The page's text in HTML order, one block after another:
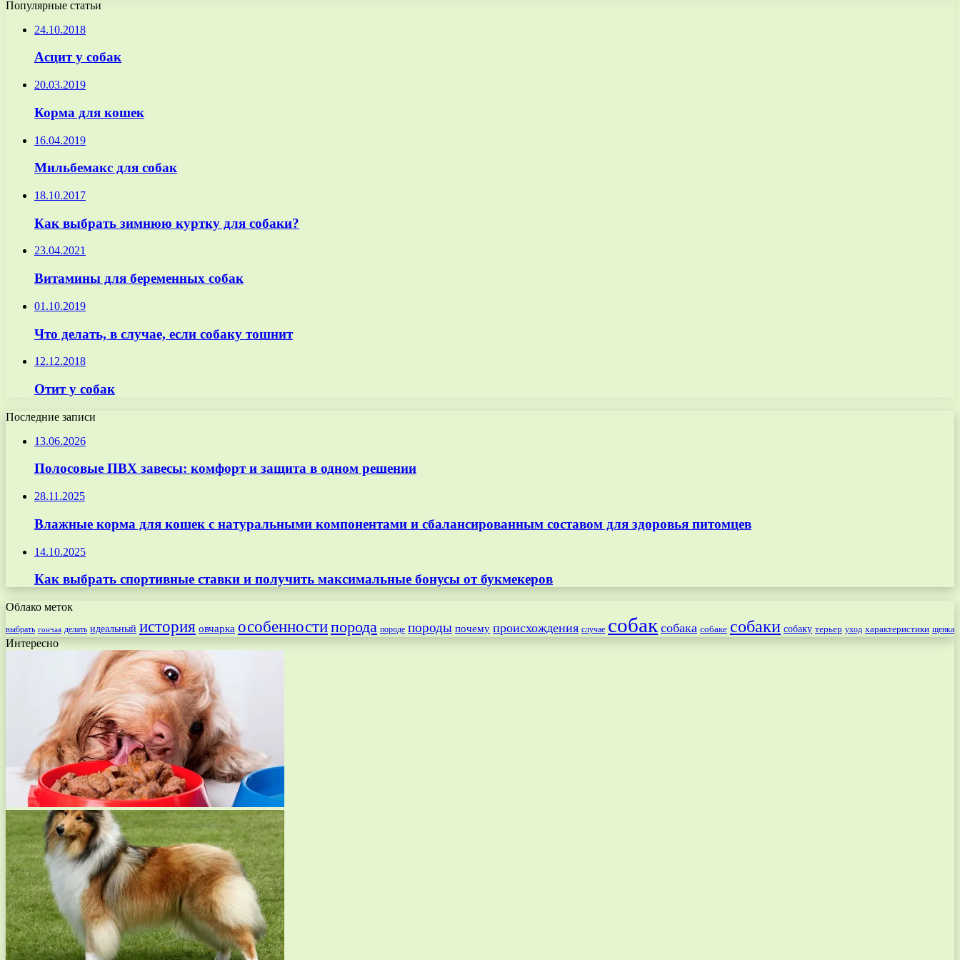
Популярные статьи
24.10.2018
Асцит у собак
20.03.2019
Корма для кошек
16.04.2019
Мильбемакс для собак
18.10.2017
Как выбрать зимнюю куртку для собаки?
23.04.2021
Витамины для беременных собак
01.10.2019
Что делать, в случае, если собаку тошнит
12.12.2018
Отит у собак
Последние записи
13.06.2026
Полосовые ПВХ завесы: комфорт и защита в одном решении
28.11.2025
Влажные корма для кошек с натуральными компонентами и сбалансированным составом для здоровья питомцев
14.10.2025
Как выбрать спортивные ставки и получить максимальные бонусы от букмекеров
Облако меток
выбрать гончая делать идеальный история овчарка особенностипорода породе породы почему происхождения случае собак собака собаке собаки собаку терьер уход характеристики щенка
Интересно